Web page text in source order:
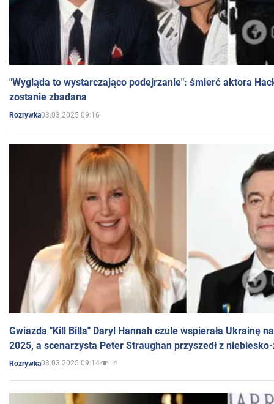
"Wygląda to wystarczająco podejrzanie": śmierć aktora
zostanie zbadana
Rozrywka03.03.2025 09:16
Gwiazda "Kill Billa" Daryl Hannah czule wspierała Ukrainę
2025, a scenarzysta Peter Straughan przyszedł z
Rozrywka03.03.2025 09:14 4